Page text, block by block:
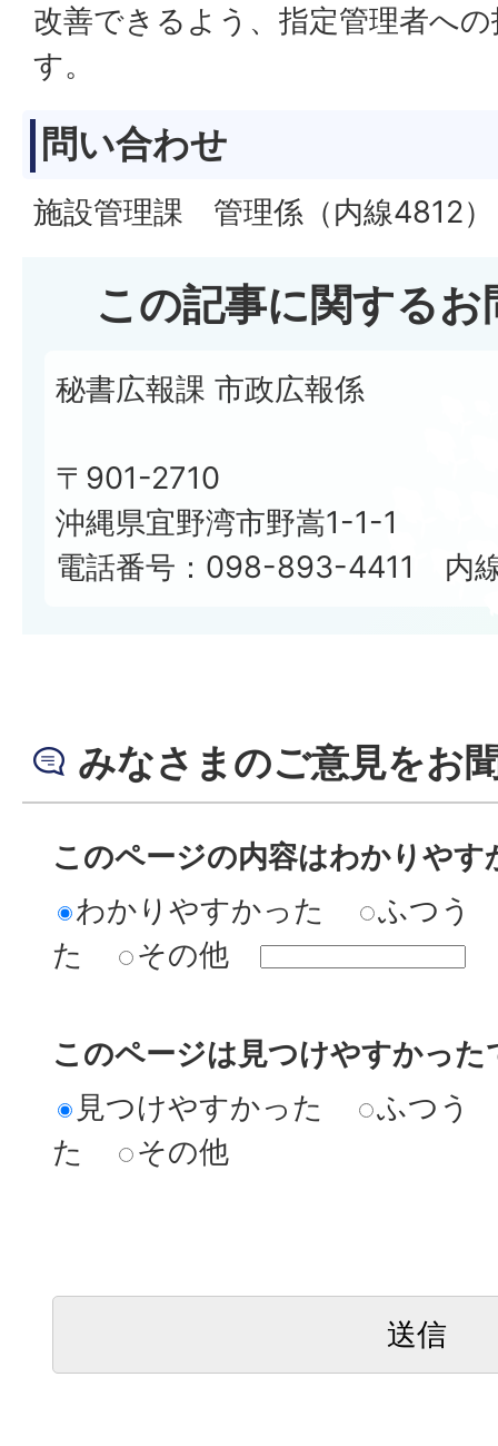
改善できるよう、指定管理者へ
す。
問い合わせ
施設管理課 管理係（内線4812）
この記事に関する
秘書広報課 市政広報係
〒901-2710
沖縄県宜野湾市野嵩1-1-1
電話番号：098-893-4411 内
みなさまのご意見をお
このページの内容はわかりやす
わかりやすかった
ふつう
た
その他
このページは見つけやすかった
見つけやすかった
ふつう
た
その他